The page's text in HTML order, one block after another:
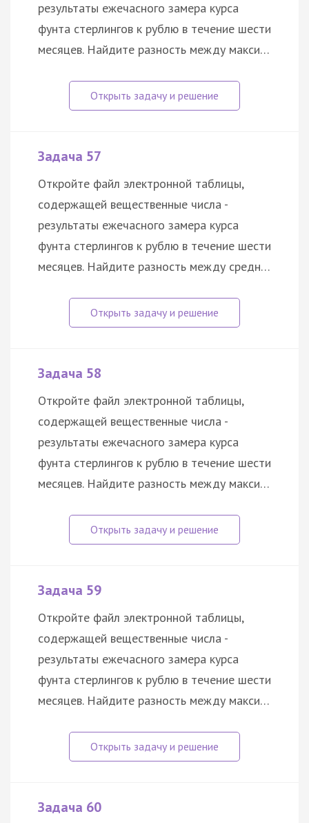
результаты ежечасного замера курса
фунта стерлингов к рублю в течение шести
месяцев. Найдите разность между макси…
Задача 57
Откройте файл электронной таблицы,
содержащей вещественные числа -
результаты ежечасного замера курса
фунта стерлингов к рублю в течение шести
месяцев. Найдите разность между средн…
Задача 58
Откройте файл электронной таблицы,
содержащей вещественные числа -
результаты ежечасного замера курса
фунта стерлингов к рублю в течение шести
месяцев. Найдите разность между макси…
Задача 59
Откройте файл электронной таблицы,
содержащей вещественные числа -
результаты ежечасного замера курса
фунта стерлингов к рублю в течение шести
месяцев. Найдите разность между макси…
Задача 60